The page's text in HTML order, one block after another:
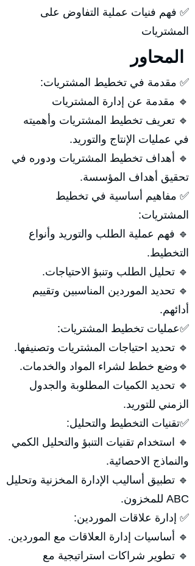
✅ فهم فنيات عملية التفاوض على
المشتريات
✅ مقدمة في تخطيط المشتريات:
🔹 مقدمة عن إدارة المشتريات
🔹 تعريف تخطيط المشتريات وأهميته
في عمليات الإنتاج والتوريد.
🔹 أهداف تخطيط المشتريات ودوره في
تحقيق أهداف المؤسسة.
✅ مفاهيم أساسية في تخطيط
المشتريات:
🔹 فهم عملية الطلب والتوريد وأنواع
التخطيط.
🔹 تحليل الطلب وتنبؤ الاحتياجات.
🔹 تحديد الموردين المناسبين وتقييم
أدائهم.
✅عمليات تخطيط المشتريات:
🔹 تحديد احتياجات المشتريات وتصنيفها.
🔹وضع خطط لشراء المواد والخدمات.
🔹 تحديد الكميات المطلوبة والجدول
الزمني للتوريد.
✅تقنيات التخطيط والتحليل:
🔹 استخدام تقنيات التنبؤ والتحليل الكمي
والنماذج الاحصائية.
🔹 تطبيق أساليب الإدارة المخزنية وتحليل
ABC للمخزون.
✅ إدارة علاقات الموردين:
🔹 أساسيات إدارة العلاقات مع الموردين.
🔹 تطوير شراكات استراتيجية مع